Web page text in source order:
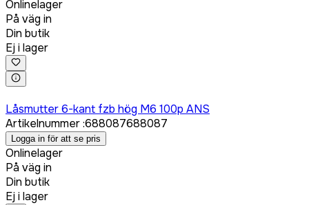
Onlinelager
På väg in
Din butik
Ej i lager
Låsmutter 6-kant fzb hög M6 100p ANS
Artikelnummer:688087688087
Logga in för att se pris
Onlinelager
På väg in
Din butik
Ej i lager